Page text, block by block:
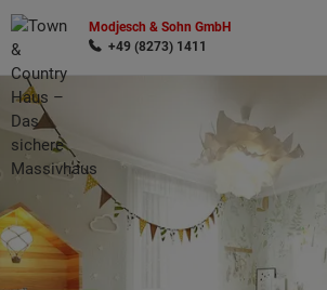
Modjesch & Sohn GmbH
+49 (8273) 1411
Wonach möchten Sie suchen?